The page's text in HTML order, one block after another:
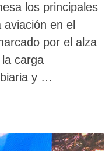
los principales
en el
por el alza
carga
y …